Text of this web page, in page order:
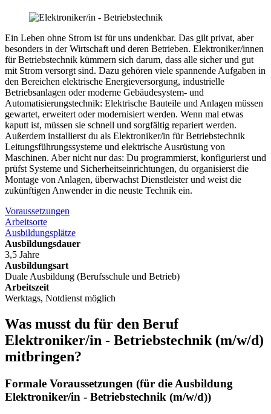
Ein Leben ohne Strom ist für uns undenkbar. Das gilt privat, aber
besonders in der Wirtschaft und deren Betrieben. Elektroniker/innen
für Betriebstechnik kümmern sich darum, dass alle sicher und gut
mit Strom versorgt sind. Dazu gehören viele spannende Aufgaben in
den Bereichen elektrische Energieversorgung, industrielle
Betriebsanlagen oder moderne Gebäudesystem- und
Automatisierungstechnik: Elektrische Bauteile und Anlagen müssen
gewartet, erweitert oder modernisiert werden. Wenn mal etwas
kaputt ist, müssen sie schnell und sorgfältig repariert werden.
Außerdem installierst du als Elektroniker/in für Betriebstechnik
Leitungsführungssysteme und elektrische Ausrüstung von
Maschinen. Aber nicht nur das: Du programmierst, konfigurierst und
prüfst Systeme und Sicherheitseinrichtungen, du organisierst die
Montage von Anlagen, überwachst Dienstleister und weist die
zukünftigen Anwender in die neuste Technik ein.
Voraussetzungen
Arbeitsorte
Ausbildungsplätze
Ausbildungsdauer
3,5 Jahre
Ausbildungsart
Duale Ausbildung (Berufsschule und Betrieb)
Arbeitszeit
Werktags, Notdienst möglich
Was musst du für den Beruf
Elektroniker/in - Betriebstechnik (m/w/d)
mitbringen?
Formale Voraussetzungen (für die Ausbildung
Elektroniker/in - Betriebstechnik (m/w/d))